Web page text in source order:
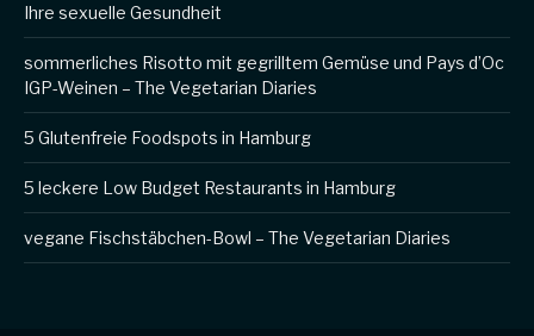
Ihre sexuelle Gesundheit
sommerliches Risotto mit gegrilltem Gemüse und Pays d’Oc
IGP-Weinen – The Vegetarian Diaries
5 Glutenfreie Foodspots in Hamburg
5 leckere Low Budget Restaurants in Hamburg
vegane Fischstäbchen-Bowl – The Vegetarian Diaries